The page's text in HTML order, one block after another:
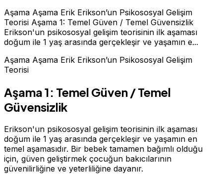
Aşama Aşama Erik Erikson’un Psikososyal Gelişim
Teorisi Aşama 1: Temel Güven / Temel Güvensizlik
Erikson'un psikososyal gelişim teorisinin ilk aşaması
doğum ile 1 yaş arasında gerçekleşir ve yaşamın e...
Aşama Aşama Erik Erikson’un Psikososyal Gelişim
Teorisi
Aşama 1: Temel Güven / Temel
Güvensizlik
Erikson'un psikososyal gelişim teorisinin ilk aşaması
doğum ile 1 yaş arasında gerçekleşir ve yaşamın en
temel aşamasıdır. Bir bebek tamamen bağımlı olduğu
için, güven geliştirmek çocuğun bakıcılarının
güvenilirliğine ve yeterliliğine dayanır.